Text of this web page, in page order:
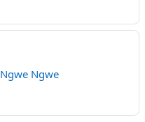
Ngwe Ngwe